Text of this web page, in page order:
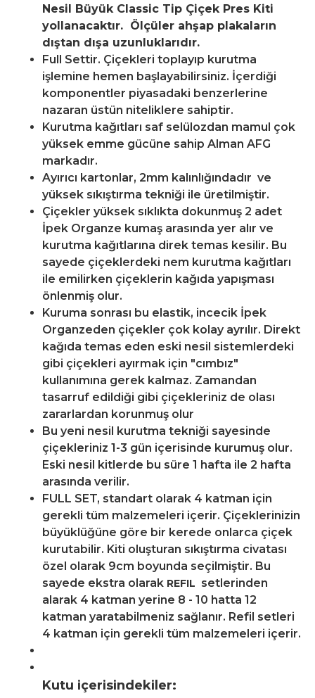
Nesil Büyük Classic Tip Çiçek Pres Kiti
yollanacaktır. Ölçüler ahşap plakaların
dıştan dışa uzunluklarıdır.
Full Settir. Çiçekleri toplayıp kurutma
işlemine hemen başlayabilirsiniz. İçerdiği
komponentler piyasadaki benzerlerine
nazaran üstün niteliklere sahiptir.
Kurutma kağıtları saf selülozdan mamul çok
yüksek emme gücüne sahip Alman AFG
markadır.
Ayırıcı kartonlar, 2mm kalınlığındadır ve
yüksek sıkıştırma tekniği ile üretilmiştir.
Çiçekler yüksek sıklıkta dokunmuş 2 adet
İpek Organze kumaş arasında yer alır ve
kurutma kağıtlarına direk temas kesilir. Bu
sayede çiçeklerdeki nem kurutma kağıtları
ile emilirken çiçeklerin kağıda yapışması
önlenmiş olur.
Kuruma sonrası bu elastik, incecik İpek
Organzeden çiçekler çok kolay ayrılır. Direkt
kağıda temas eden eski nesil sistemlerdeki
gibi çiçekleri ayırmak için "cımbız"
kullanımına gerek kalmaz. Zamandan
tasarruf edildiği gibi çiçekleriniz de olası
zararlardan korunmuş olur
Bu yeni nesil kurutma tekniği sayesinde
çiçekleriniz 1-3 gün içerisinde kurumuş olur.
Eski nesil kitlerde bu süre 1 hafta ile 2 hafta
arasında verilir.
FULL SET, standart olarak 4 katman için
gerekli tüm malzemeleri içerir. Çiçeklerinizin
büyüklüğüne göre bir kerede onlarca çiçek
kurutabilir. Kiti oluşturan sıkıştırma civatası
özel olarak 9cm boyunda seçilmiştir. Bu
sayede ekstra olarak REFIL setlerinden
alarak 4 katman yerine 8 - 10 hatta 12
katman yaratabilmeniz sağlanır. Refil setleri
4 katman için gerekli tüm malzemeleri içerir.
Kutu içerisindekiler: